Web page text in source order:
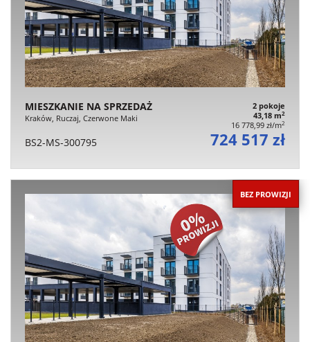
MIESZKANIE NA SPRZEDAŻ
Kraków, Ruczaj, Czerwone Maki
2 pokoje
43,18 m2
16 778,99 zł/m2
BS2-MS-300795 724 517 zł
BEZ PROWIZJI